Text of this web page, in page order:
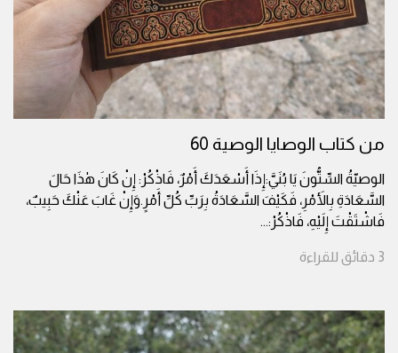
من كتاب الوصايا الوصية 60
الوصيّةُ السِّتُّونَ يَا بُنَيَّ:إِذَا أَسْعَدَكَ أَمْرٌ، فَاذْكُرْ: إِنْ كَانَ هٰذَا حَالَ
السَّعَادَةِ بِالأَمْرِ، فَكَيْفَ السَّعَادَةُ بِرَبِّ كُلِّ أَمْرٍ.وَإِنْ غَابَ عَنْكَ حَبِيبٌ،
فَاشْتَقْتَ إِلَيْهِ، فَاذْكُرْ:...
3 دقائق للقراءة